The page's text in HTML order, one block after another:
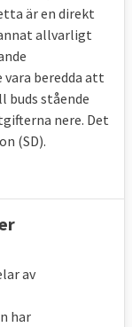
är en direkt
allvarligt
beredda att
buds stående
nere. Det
(SD).
av
har